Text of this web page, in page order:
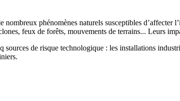
nombreux phénomènes naturels susceptibles d’affecter
feux de forêts, mouvements de terrains... Leurs
sources de risque technologique : les installations